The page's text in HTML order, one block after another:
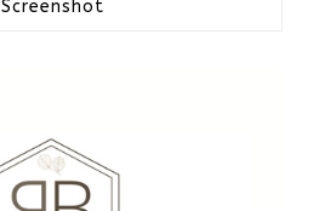
Screenshot